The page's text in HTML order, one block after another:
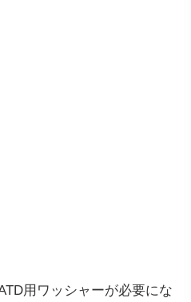
用ワッシャーが必要にな